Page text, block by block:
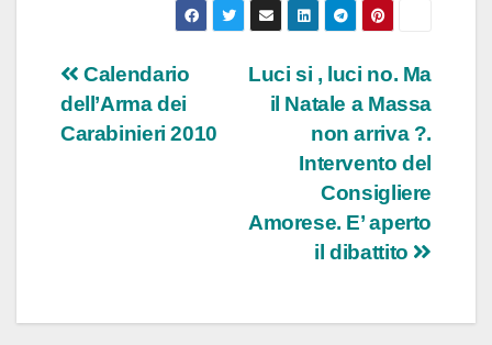
Navigazione
articoli
Luci si , luci no. Ma
il Natale a Massa
non arriva ?.
Intervento del
Consigliere
Amorese. E’ aperto
il dibattito
Calendario
dell’Arma dei
Carabinieri 2010